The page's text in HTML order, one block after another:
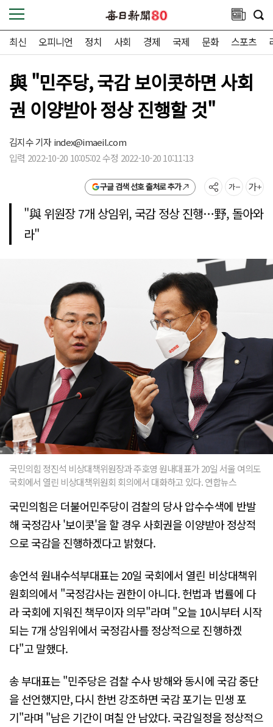
최신 오피니언 정치 사회 경제 국제 문화 스포츠
與 "민주당, 국감 보이콧하면 사회
권 이양받아 정상 진행할 것"
김지수 기자index@imaeil.com
입력 2022-10-20 10:05:02 수정 2022-10-20 10:11:13
구글 검색 선호 출처로 추가
"與 위원장 7개 상임위, 국감 정상 진행…野, 돌아와
라"
국민의힘 정진석 비상대책위원장과 주호영 원내대표가 20일 서울 여의도
국회에서 열린 비상대책위원회 회의에서 대화하고 있다. 연합뉴스
국민의힘은 더불어민주당이 검찰의 당사 압수수색에 반발
해 국정감사 '보이콧'을 할 경우 사회권을 이양받아 정상적
으로 국감을 진행하겠다고 밝혔다.
송언석 원내수석부대표는 20일 국회에서 열린 비상대책위
원회의에서 "국정감사는 권한이 아니다. 헌법과 법률에 다
라 국회에 지워진 책무이자 의무"라며 "오늘 10시부터 시작
되는 7개 상임위에서 국정감사를 정상적으로 진행하겠
다"고 말했다.
송 부대표는 "민주당은 검찰 수사 방해와 동시에 국감 중단
을 선언했지만, 다시 한번 강조하면 국감 포기는 민생 포
기"라며 "남은 기간이 며칠 안 남았다. 국감일정을 정상적으